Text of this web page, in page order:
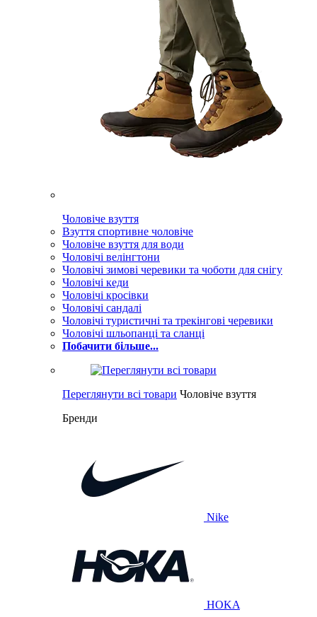
Чоловіче взуття
Взуття спортивне чоловіче
Чоловіче взуття для води
Чоловічі велінгтони
Чоловічі зимові черевики та чоботи для снігу
Чоловічі кеди
Чоловічі кросівки
Чоловічі сандалі
Чоловічі туристичні та трекінгові черевики
Чоловічі шльопанці та сланці
Побачити більше...
Переглянути всі товари Чоловіче взуття
Бренди
Nike
HOKA